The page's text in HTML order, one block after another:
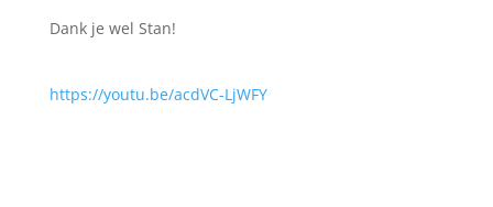
Dank je wel Stan!
https://youtu.be/acdVC-LjWFY